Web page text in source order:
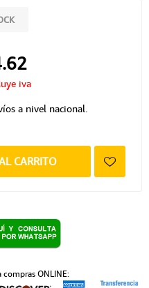
iva
a nivel nacional.
CARRITO
compras ONLINE: